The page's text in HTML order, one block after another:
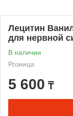
Лецитин
для нервной
В наличии
Розница
5 600 ₸